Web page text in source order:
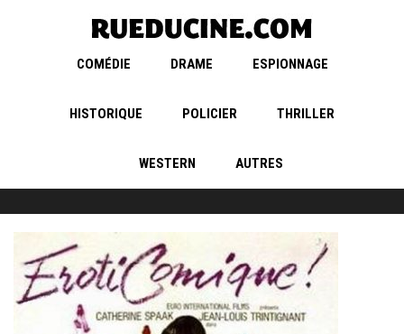
COMÉDIE DRAME ESPIONNAGE
HISTORIQUE POLICIER THRILLER
WESTERN AUTRES